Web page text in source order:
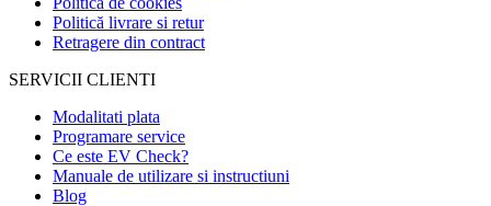
Politică livrare si retur
Retragere din contract
SERVICII CLIENTI
Modalitati plata
Programare service
Ce este EV Check?
Manuale de utilizare si instructiuni
Blog